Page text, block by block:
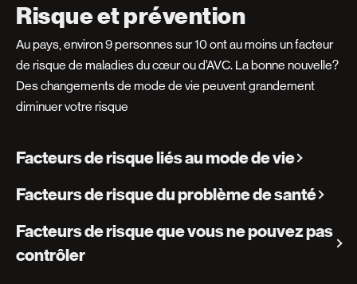
Risque et prévention
Au pays, environ 9 personnes sur 10 ont au moins un facteur
de risque de maladies du cœur ou d’AVC. La bonne nouvelle?
Des changements de mode de vie peuvent grandement
diminuer votre risque
Facteurs de risque liés au mode de vie
Facteurs de risque du problème de santé
Facteurs de risque que vous ne pouvez pas
contrôler